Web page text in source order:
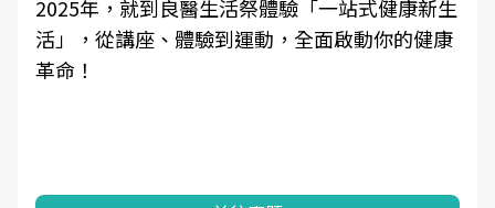
2025年，就到良醫生活祭體驗「一站式健康新生
活」，從講座、體驗到運動，全面啟動你的健康
革命！